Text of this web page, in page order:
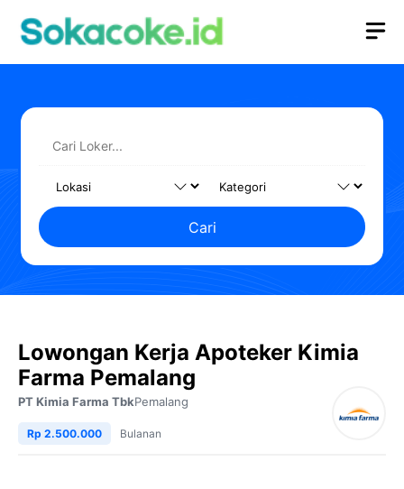
Cari
Lowongan Kerja Apoteker Kimia
Farma Pemalang
PT Kimia Farma TbkPemalang
Rp 2.500.000 Bulanan